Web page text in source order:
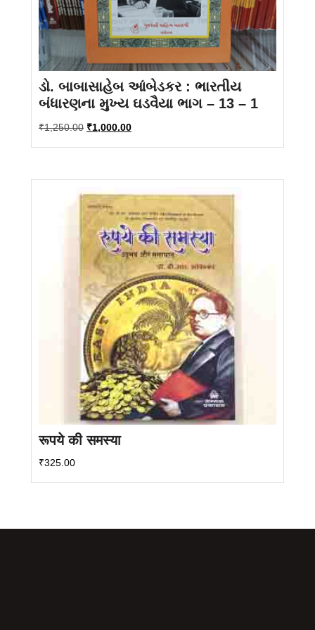
ડો. બાબાસાહેબ આંબેડકર : ભારતીય
બંધારણના મુખ્ય ઘડવૈયા ભાગ – 13 – 1
₹1,250.00 Original
₹1,000.00Current
रूपये की समस्या
₹325.00